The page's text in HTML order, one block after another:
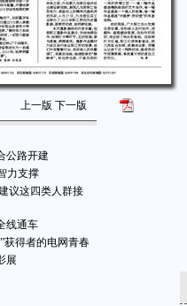
上一版 下一版
公路开建
力支撑
议这四类人群接
线通车
获得者的电网青春
展